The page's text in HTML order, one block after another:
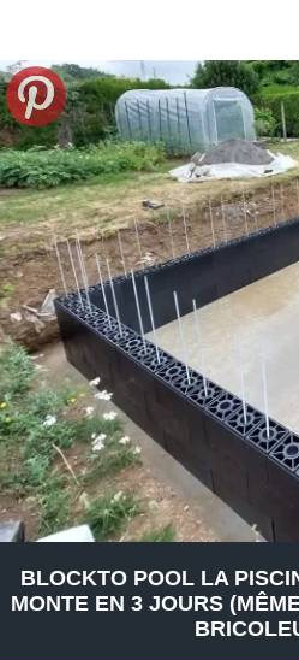
BLOCKTO POOL LA
MONTE EN 3 JOURS